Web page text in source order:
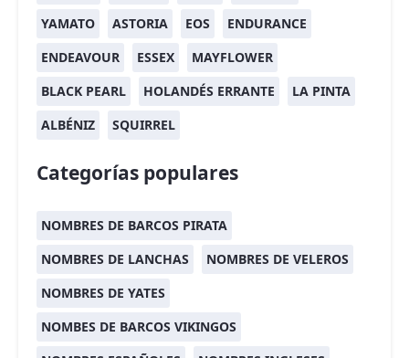
YAMATO
ASTORIA EOS
ENDURANCE
ENDEAVOUR
ESSEX
MAYFLOWER
BLACK PEARL
HOLANDÉS ERRANTE
LA PINTA
ALBÉNIZ
SQUIRREL
Categorías populares
NOMBRES DE BARCOS PIRATA
NOMBRES DE LANCHAS
NOMBRES DE VELEROS
NOMBRES DE YATES
NOMBES DE BARCOS VIKINGOS